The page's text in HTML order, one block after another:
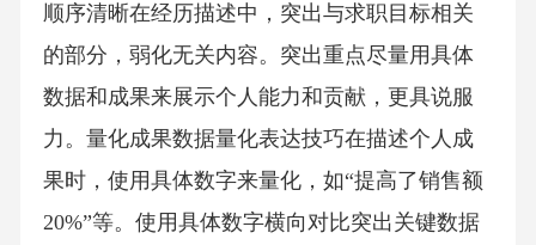
顺序清晰在经历描述中，突出与求职目标相关
的部分，弱化无关内容。突出重点尽量用具体
数据和成果来展示个人能力和贡献，更具说服
力。量化成果数据量化表达技巧在描述个人成
果时，使用具体数字来量化，如“提高了销售额
20%”等。使用具体数字横向对比突出关键数据